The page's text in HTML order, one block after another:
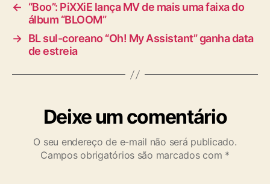
o
v
a
←
“Boo”: PiXXiE lança MV de mais uma faixa do
álbum “BLOOM”
→ BL sul-coreano “Oh! My Assistant” ganha data
de estreia
Deixe um comentário
O seu endereço de e-mail não será publicado.
Campos obrigatórios são marcados com *